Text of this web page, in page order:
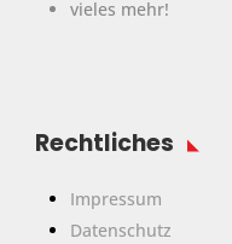
vieles mehr!
Rechtliches
Impressum
Datenschutz